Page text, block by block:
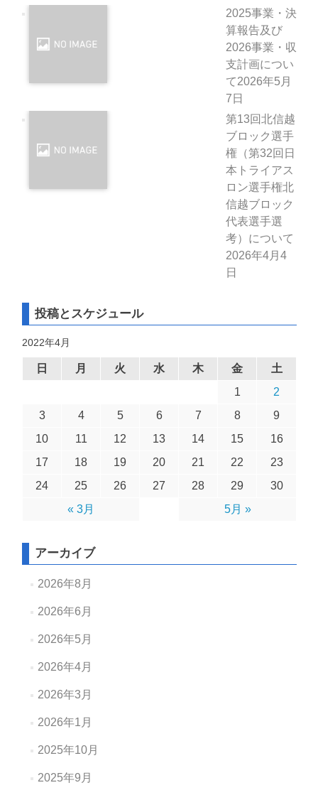
2025事業・決
算報告及び
2026事業・収
支計画につい
て2026年5月
7日
第13回北信越
ブロック選手
権（第32回日
本トライアス
ロン選手権北
信越ブロック
代表選手選
考）について
2026年4月4
日
投稿とスケジュール
2022年4月
日 月 火 水 木 金 土
« 3月 5月 »
1
2
3
4 5 6 7 8
9
10
11 12 13 14 15
16
17
18 19 20 21 22
23
24
25 26 27 28 29 30
アーカイブ
2026年8月
2026年6月
2026年5月
2026年4月
2026年3月
2026年1月
2025年10月
2025年9月